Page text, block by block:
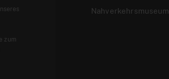
zum
Nahverkehrsmuseum